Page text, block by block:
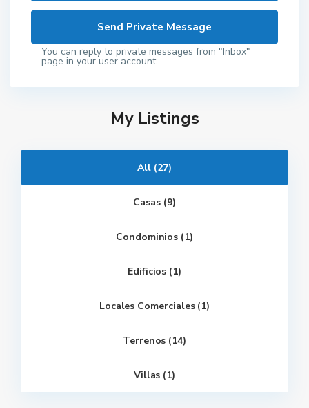
You can reply to private messages from "Inbox"
page in your user account.
My Listings
All (27)
Casas (9)
Condominios (1)
Edificios (1)
Locales Comerciales (1)
Terrenos (14)
Villas (1)